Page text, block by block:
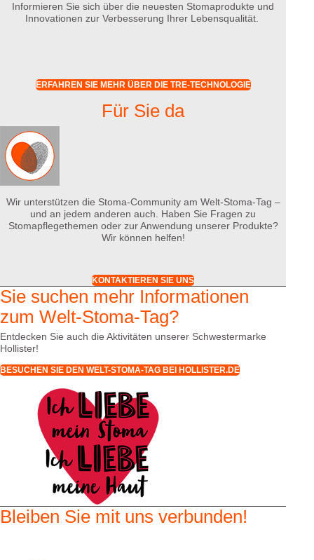
Informieren Sie sich über die neuesten Stomaprodukte und
Innovationen zur Verbesserung Ihrer Lebensqualität.
ERFAHREN SIE MEHR ÜBER DIE TRE-TECHNOLOGIE
Für Sie da
Wir unterstützen die Stoma-Community am Welt-Stoma-Tag –
und an jedem anderen auch. Haben Sie Fragen zu
Stomapflegethemen oder zur Anwendung unserer Produkte?
Wir können helfen!
KONTAKTIEREN SIE UNS
Sie suchen mehr Informationen
zum Welt-Stoma-Tag?
Entdecken Sie auch die Aktivitäten unserer Schwestermarke
Hollister!
BESUCHEN SIE DEN WELT-STOMA-TAG BEI HOLLISTER.DE
Bleiben Sie mit uns verbunden!